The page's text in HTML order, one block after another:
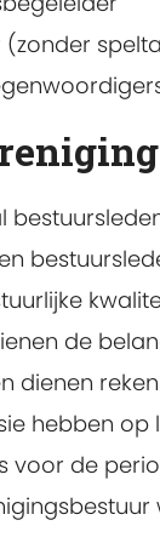
(zonder
de
dienen
hebben op
voor de